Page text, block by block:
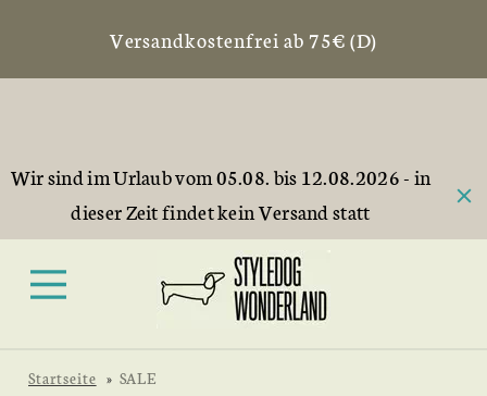
Versandkostenfrei ab 75€ (D)
Wir sind im Urlaub vom 05.08. bis 12.08.2026 - in
dieser Zeit findet kein Versand statt
Startseite » SALE